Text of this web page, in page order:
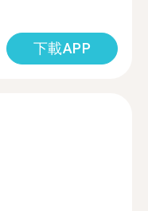
下載APP